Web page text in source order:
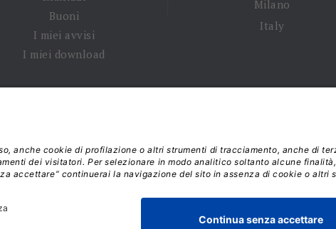
Buoni
I miei avvisi
I miei download
Milano
Italy
© 2026 - La Tribuna S.r.l. | P.IVA 01702840180 | C.F. 01107460337
Responsabile della Protezione dei Dati: dpo@lswr.it
Viale Enrico Forlanini, 21 - 20134 Milano (MI)